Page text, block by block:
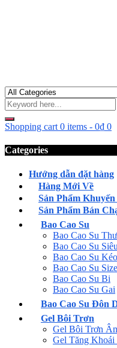
Shopping cart 0 items - 0₫ 0
Categories
Hướng dẫn đặt hàng
Hàng Mới Về
Sản Phẩm
Sản Phẩm Bán
Bao Cao Su
Bao Cao Su
Bao Cao Su
Bao Cao Su
Bao Cao Su
Bao Cao Su Bi
Bao Cao Su Gai
Bao Cao Su Đôn
Gel Bôi Trơn
Gel Bôi Trơn
Gel Tăng